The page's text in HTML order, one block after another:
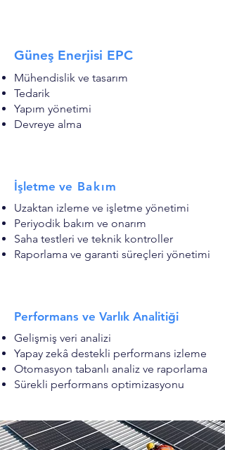
Güneş Enerjisi EPC
Mühendislik ve tasarım
Tedarik
Yapım yönetimi
Devreye alma
İşletme ve Bakım
Uzaktan izleme ve işletme yönetimi
Periyodik bakım ve onarım
Saha testleri ve teknik kontroller
Raporlama ve garanti süreçleri yönetimi
Performans ve Varlık Analitiği
Gelişmiş veri analizi
Yapay zekâ destekli performans izleme
Otomasyon tabanlı analiz ve raporlama
Sürekli performans optimizasyonu